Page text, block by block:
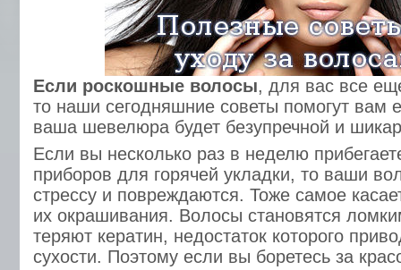
Если роскошные волосы, для вас все
то наши сегодняшние советы помогут вам
ваша шевелюра будет безупречной и
Если вы несколько раз в неделю
приборов для горячей укладки, то ваши
стрессу и повреждаются. Тоже самое
их окрашивания. Волосы становятся
теряют кератин, недостаток которого
сухости. Поэтому если вы боретесь за